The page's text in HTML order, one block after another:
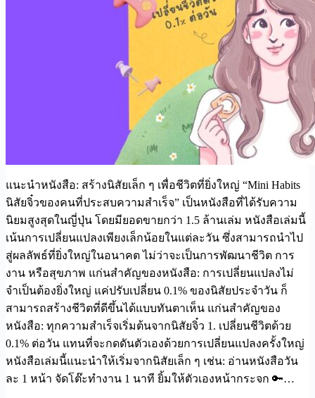
แนะนำหนังสือ: สร้างนิสัยเล็ก ๆ เพื่อชีวิตที่ยิ่งใหญ่ “Mini Habits
นิสัยจิ๋วของคนที่ประสบความสำเร็จ” เป็นหนังสือที่ได้รับความ
นิยมสูงสุดในญี่ปุ่น โดยมียอดขายกว่า 1.5 ล้านเล่ม หนังสือเล่มนี้
เน้นการเปลี่ยนแปลงเพียงเล็กน้อยในแต่ละวัน ซึ่งสามารถนำไป
สู่ผลลัพธ์ที่ยิ่งใหญ่ในอนาคต ไม่ว่าจะเป็นการพัฒนาชีวิต การ
งาน หรือสุขภาพ แก่นสำคัญของหนังสือ: การเปลี่ยนแปลงไม่
จำเป็นต้องยิ่งใหญ่ แค่ปรับเปลี่ยน 0.1% ของนิสัยประจำวัน ก็
สามารถสร้างชีวิตที่ดีขึ้นได้แบบทันตาเห็น แก่นสำคัญของ
หนังสือ: ทุกความสำเร็จเริ่มต้นจากนิสัยจิ๋ว 1. เปลี่ยนชีวิตด้วย
0.1% ต่อวัน แทนที่จะกดดันตัวเองด้วยการเปลี่ยนแปลงครั้งใหญ่
หนังสือเล่มนี้แนะนำให้เริ่มจากนิสัยเล็ก ๆ เช่น: อ่านหนังสือวัน
ละ 1 หน้า จัดโต๊ะทำงาน 1 นาที ยิ้มให้ตัวเองหน้ากระจก 🔑…